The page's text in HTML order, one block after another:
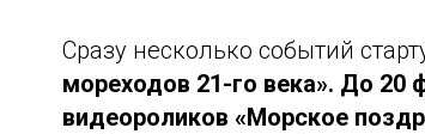
Сразу несколько событий
мореходов 21-го века». До 20
видеороликов «Морское